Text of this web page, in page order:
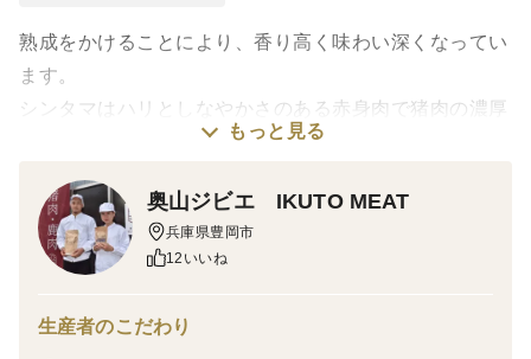
熟成をかけることにより、香り高く味わい深くなってい
ます。
シンタマはハリとしなやかさのある赤身肉で猪肉の濃厚
さが楽しめる部位です。
また、ほんのり脂ものっており脂身の甘さもお楽しみい
ただけます。
いかに早くお肉を冷やしてあげれるかです。
もっと見る
奥山ジビエ IKUTO MEAT
兵庫県豊岡市
12いいね
生産者のこだわり